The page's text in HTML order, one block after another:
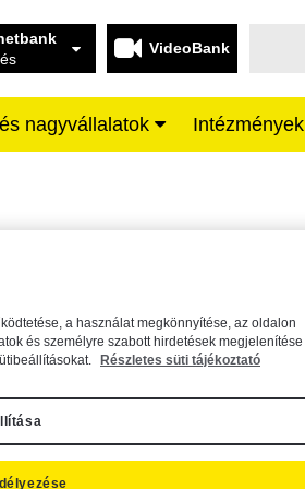
VideoBank
nagyvállalatok Intézmények
be a keresőszót a mezőbe.
a használat megkönnyítése, az oldalon
és személyre szabott hirdetések megjelenítése
Részletes süti tájékoztató